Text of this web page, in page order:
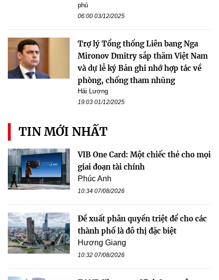
phủ
06:00 03/12/2025
Trợ lý Tổng thống Liên bang Nga
Mironov Dmitry sắp thăm Việt Nam
và dự lễ ký Bản ghi nhớ hợp tác về
phòng, chống tham nhũng
Hải Lương
19:03 01/12/2025
TIN MỚI NHẤT
VIB One Card: Một chiếc thẻ cho mọi
giai đoạn tài chính
Phúc Anh
10:34 07/08/2026
Đề xuất phân quyền triệt để cho các
thành phố là đô thị đặc biệt
Hương Giang
10:32 07/08/2026